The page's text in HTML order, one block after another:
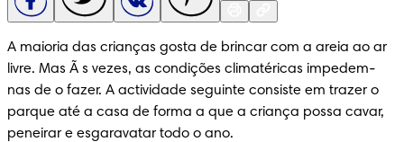
A maioria das crianças gosta de brincar com a areia ao ar
livre. Mas Ã s vezes, as condições climatéricas impedem-
nas de o fazer. A actividade seguinte consiste em trazer o
parque até a casa de forma a que a criança possa cavar,
peneirar e esgaravatar todo o ano.